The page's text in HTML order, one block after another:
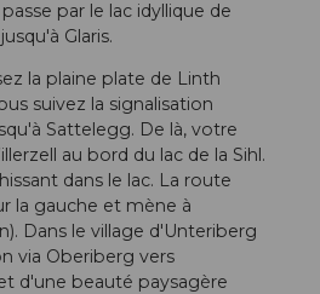
par le lac idyllique de
Glaris.
la plaine plate de Linth
suivez la signalisation
Sattelegg. De là, votre
au bord du lac de la Sihl.
dans le lac. La route
la gauche et mène à
Dans le village d'Unteriberg
via Oberiberg vers
d'une beauté paysagère